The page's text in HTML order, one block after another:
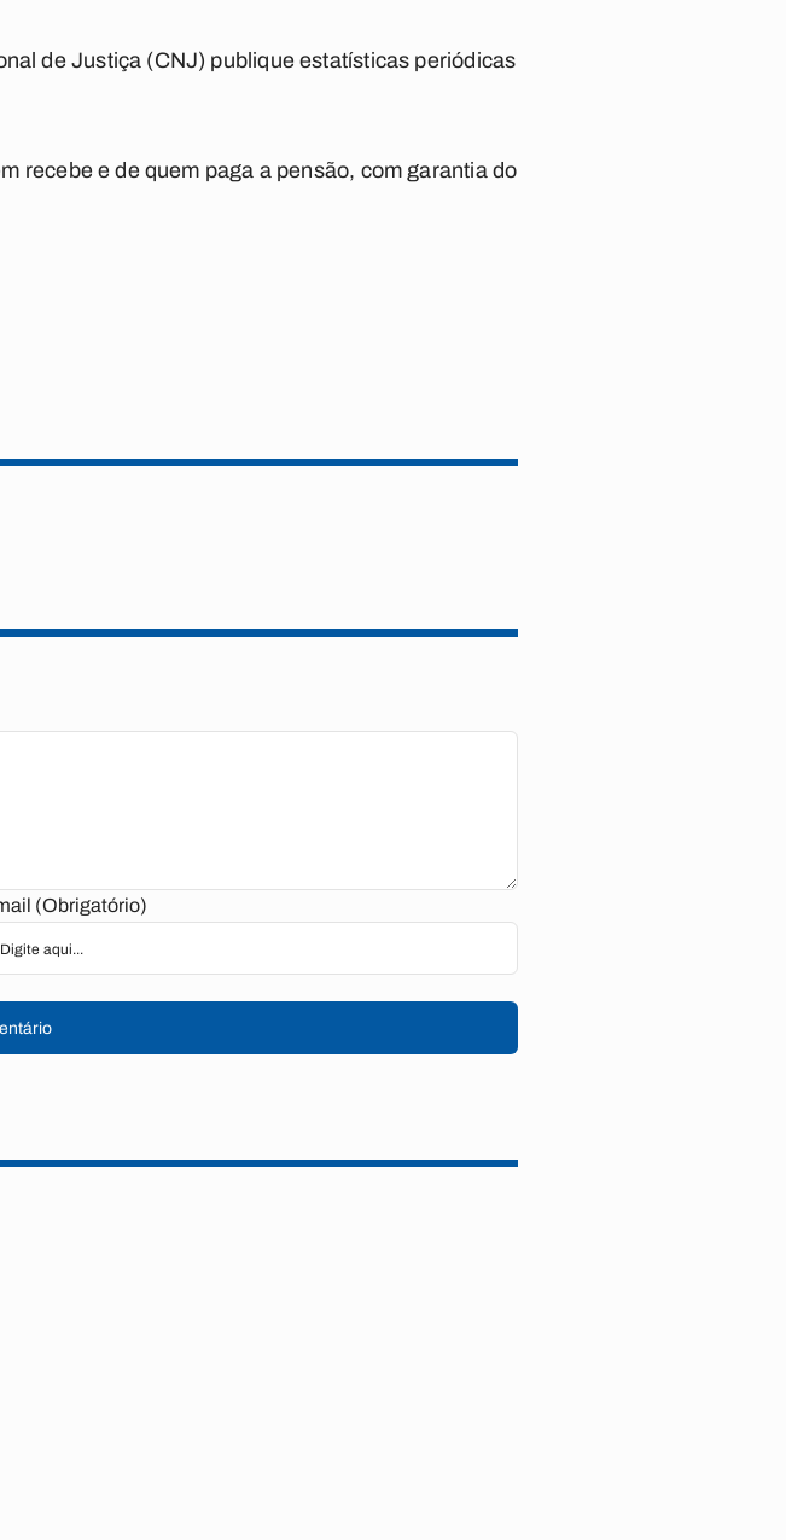
de Justiça (CNJ) publique estatísticas periódicas
recebe e de quem paga a pensão, com garantia do
(Obrigatório)